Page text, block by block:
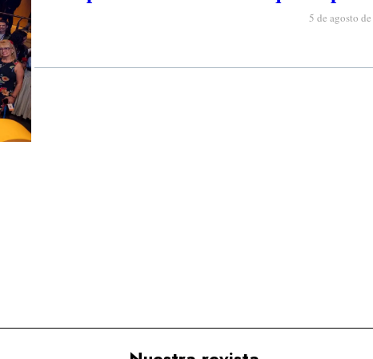
5 de agosto